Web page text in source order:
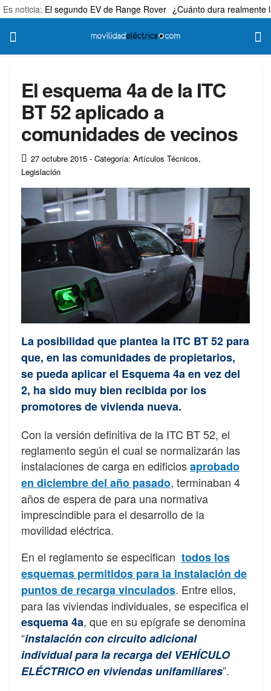
Es noticia: El segundo EV de Range Rover ¿Cuánto dura realmente
El esquema 4a de la ITC
BT 52 aplicado a
comunidades de vecinos
27 octubre 2015 - Categoría: Artículos Técnicos,
Legislación
La posibilidad que plantea la ITC BT 52 para
que, en las comunidades de propietarios,
se pueda aplicar el Esquema 4a en vez del
2, ha sido muy bien recibida por los
promotores de vivienda nueva.
Con la versión definitiva de la ITC BT 52, el
reglamento según el cual se normalizarán las
instalaciones de carga en edificiosaprobado
en diciembre del año pasado, terminaban 4
años de espera de para una normativa
imprescindible para el desarrollo de la
movilidad eléctrica.
En el reglamento se especifican todos los
esquemas permitidos para la instalación de
puntos de recarga vinculados. Entre ellos,
para las viviendas individuales, se especifica el
esquema 4a, que en su epígrafe se denomina
“instalación con circuito adicional
individual para la recarga del VEHÍCULO
ELÉCTRICO en viviendas unifamiliares”.